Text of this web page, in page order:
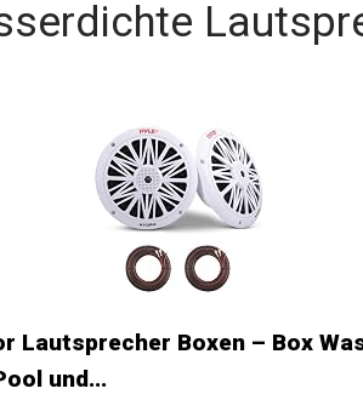
Lautsprecher Boxen – Box
und...